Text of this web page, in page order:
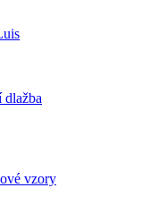
dlažba
vzory